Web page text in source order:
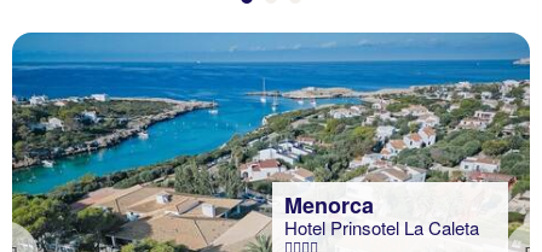
Menorca
Hotel Prinsotel La Caleta